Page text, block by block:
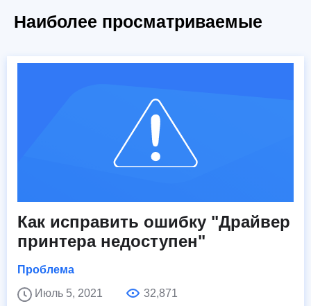
Наиболее просматриваемые
Как исправить ошибку "Драйвер
принтера недоступен"
Проблема
Июль 5, 2021
32,871